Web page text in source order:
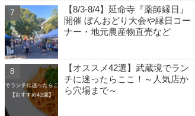
【8/3-8/4】延命寺『薬師縁日』
開催 ぼんおどり大会や縁日コー
ナー・地元農産物直売など
【オススメ42選】武蔵境でラン
チに迷ったらここ！～人気店か
ら穴場まで～